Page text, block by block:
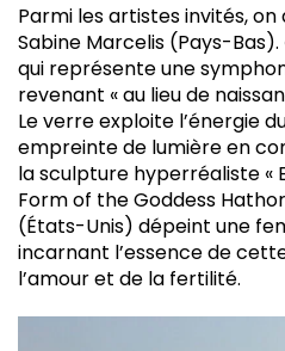
Parmi les artistes invités,
Sabine Marcelis (Pays-
qui représente une
revenant « au lieu de
Le verre exploite l’énergie
empreinte de lumière en
la sculpture hyperréaliste «
Form of the Goddess
(États-Unis) dépeint une
incarnant l’essence de
l’amour et de la fertilité.